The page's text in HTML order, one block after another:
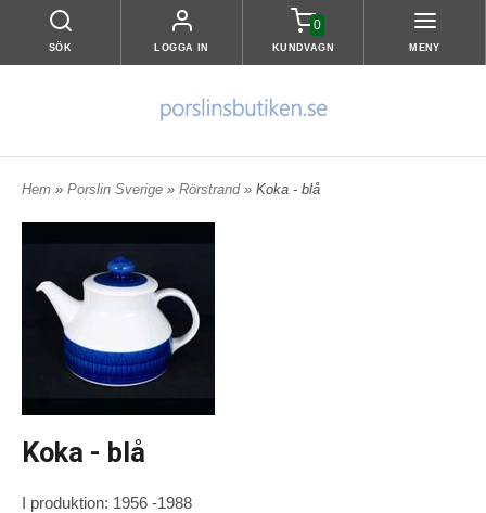
SÖK LOGGA IN
0
KUNDVAGN MENY
Hem » Porslin Sverige » Rörstrand » Koka - blå
Koka - blå
I produktion: 1956 -1988